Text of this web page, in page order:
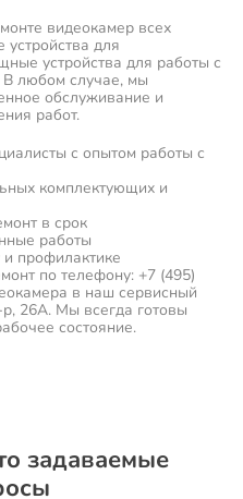
видеокамер всех
устройства для
устройства для работы с
любом случае, мы
обслуживание и
работ.
с опытом работы с
комплектующих и
в срок
работы
профилактике
по телефону: +7 (495)
в наш сервисный
26А. Мы всегда готовы
состояние.
задаваемые